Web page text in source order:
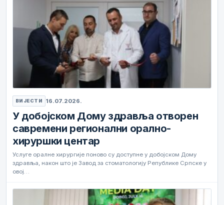
ВИЈЕСТИ 16.07.2026.
У добојском Дому здравља отворен
савремени регионални орално-
хируршки центар
Услуге оралне хирургије поново су доступне у добојском Дому
здравља, након што је Завод за стоматологију Републике Српске у
овој…